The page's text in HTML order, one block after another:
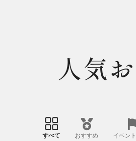
人気
すべて おすすめ イベン